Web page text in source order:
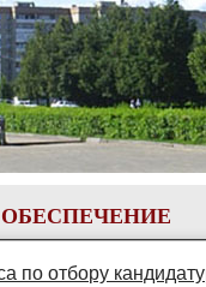
отбору